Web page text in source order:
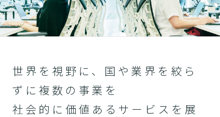
世界を視野に、国や業界を絞ら
ずに複数の事業を
社会的に価値あるサービスを展